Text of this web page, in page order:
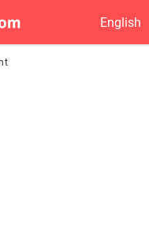
English